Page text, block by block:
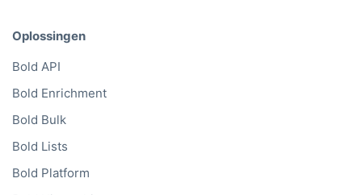
Oplossingen
Bold API
Bold Enrichment
Bold Bulk
Bold Lists
Bold Platform